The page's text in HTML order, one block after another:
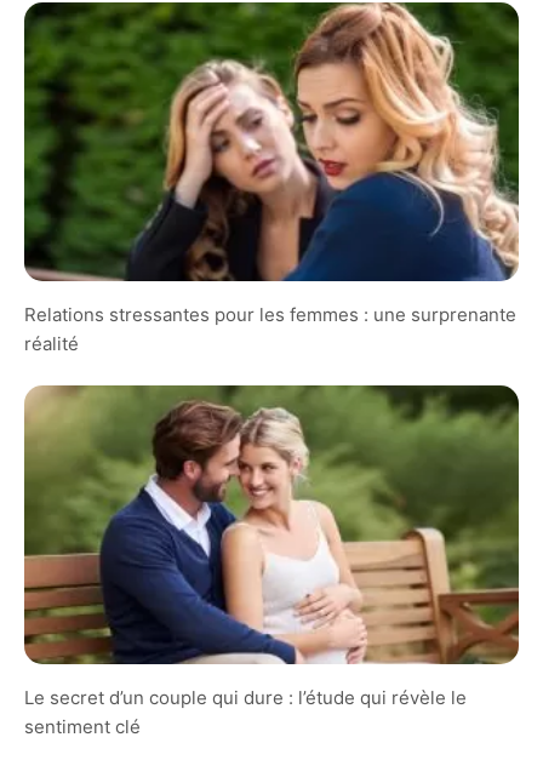
Relations stressantes pour les femmes : une surprenante
réalité
Le secret d’un couple qui dure : l’étude qui révèle le
sentiment clé